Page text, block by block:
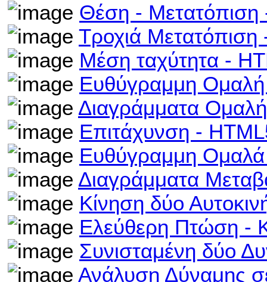
Θέση - Μετατόπιση
Τροχιά
Μέση ταχύτητα -
Ευθύγραμμη
Διαγράμματα
Επιτάχυνση -
Ευθύγραμμη
Διαγράμματα
Κίνηση δύο
Ελεύθερη Πτώση -
Συνισταμένη δύο
Ανάλυση Δύναμης